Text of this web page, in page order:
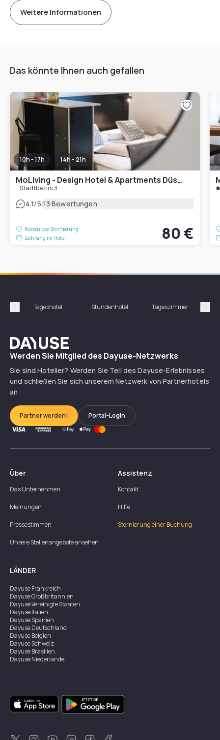
Weitere Informationen
Das könnte Ihnen auch gefallen
10h - 17h 14h - 21h
MoLiving - Design Hotel & Apartments Düsseldorf-Neuss
Stadtbezirk 3
4.1/5|13 Bewertungen
Kostenlose Stornierung
Zahlung im Hotel
80 €
Précédent
Tageshotel Stundenhotel Tageszimmer
Dayuse
Werden Sie Mitglied des Dayuse-Netzwerks
Sie sind Hotelier? Werden Sie Teil des Dayuse-Erlebnisses
und schließen Sie sich unserem Netzwerk von Partnerhotels
an
Partner werden! Portal-Login
Über
Das Unternehmen
Meinungen
Pressestimmen
Unsere Stellenangebote ansehen
Assistenz
Kontakt
Hilfe
Stornierung einer Buchung
LÄNDER
DayuseFrankreich
DayuseGroßbritannien
DayuseVereinigte Staaten
DayuseItalien
DayuseSpanien
DayuseDeutschland
DayuseBelgien
DayuseSchweiz
DayuseBrasilien
DayuseNiederlande
DayuseSingapur
DayuseZweden
DayuseThailand
DayuseNeuseeland